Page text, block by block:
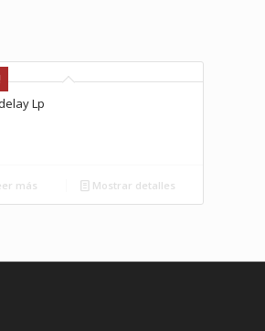
Lp
más Mostrar detalles